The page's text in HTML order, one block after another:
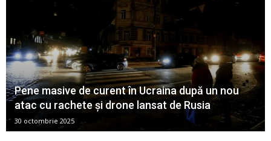
Pene masive de curent în Ucraina după un nou
atac cu rachete și drone lansat de Rusia
30 octombrie 2025